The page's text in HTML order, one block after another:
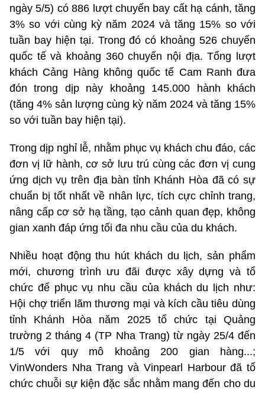
ngày 5/5) có 886 lượt chuyến bay cất hạ cánh, tăng
3% so với cùng kỳ năm 2024 và tăng 15% so với
tuần bay hiện tại. Trong đó có khoảng 526 chuyến
quốc tế và khoảng 360 chuyến nội địa.Tổng lượt
khách Cảng Hàng không quốc tế Cam Ranh đưa
đón trong dịp này khoảng 145.000 hành khách
(tăng 4% sản lượng cùng kỳ năm 2024 và tăng 15%
so với tuần bay hiện tại).
Trong dịp nghỉ lễ, nhằm phục vụ khách chu đáo, các
đơn vị lữ hành, cơ sở lưu trú cùng các đơn vị cung
ứng dịch vụ trên địa bàn tỉnh Khánh Hòa đã có sự
chuẩn bị tốt nhất về nhân lực, tích cực chỉnh trang,
nâng cấp cơ sở hạ tầng, tạo cảnh quan đẹp, không
gian xanh đáp ứng tối đa nhu cầu của du khách.
Nhiều hoạt động thu hút khách du lịch, sản phẩm
mới, chương trình ưu đãi được xây dựng và tổ
chức để phục vụ nhu cầu của khách du lịch như:
Hội chợ triển lãm thương mại và kích cầu tiêu dùng
tỉnh Khánh Hòa năm 2025 tổ chức tại Quảng
trường 2 tháng 4 (TP Nha Trang) từ ngày 25/4 đến
1/5 với quy mô khoảng 200 gian hàng...;
VinWonders Nha Trang và Vinpearl Harbour đã tổ
chức chuỗi sự kiện đặc sắc nhằm mang đến cho du